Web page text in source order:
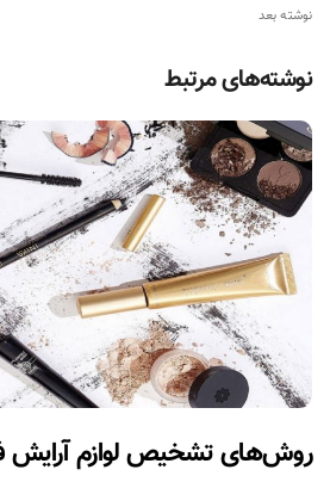
نوشته بعد
نوشته‌های مرتبط
روش‌های تشخیص لوازم آرایش